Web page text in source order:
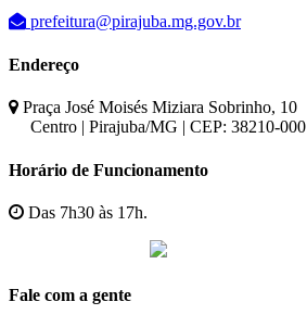
prefeitura@pirajuba.mg.gov.br
Endereço
Praça José Moisés Miziara Sobrinho, 10
Centro | Pirajuba/MG | CEP: 38210-000
Horário de Funcionamento
Das 7h30 às 17h.
Fale com a gente